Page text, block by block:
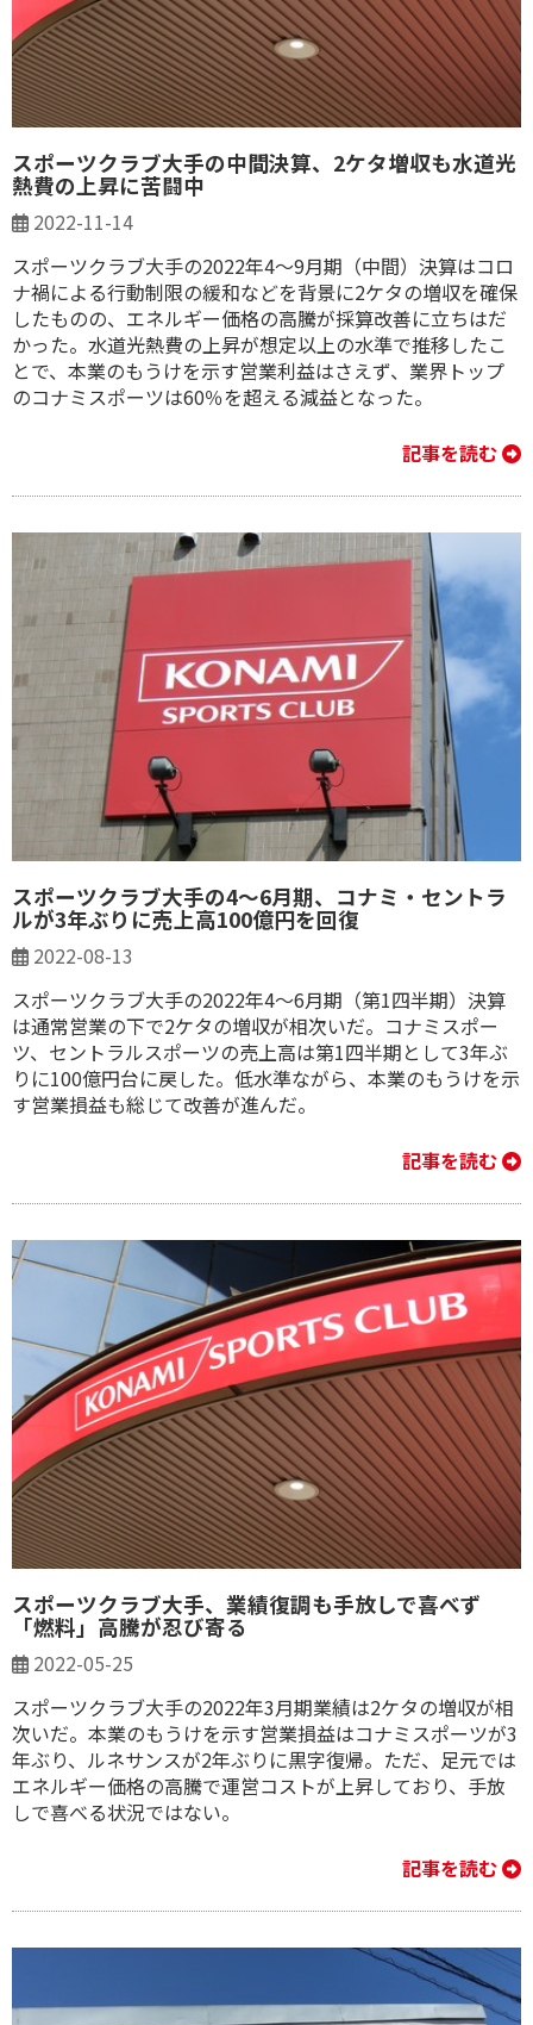
スポーツクラブ大手の中間決算、2ケタ増収も水道光
熱費の上昇に苦闘中
2022-11-14
スポーツクラブ大手の2022年4～9月期（中間）決算はコロ
ナ禍による行動制限の緩和などを背景に2ケタの増収を確保
したものの、エネルギー価格の高騰が採算改善に立ちはだ
かった。水道光熱費の上昇が想定以上の水準で推移したこ
とで、本業のもうけを示す営業利益はさえず、業界トップ
のコナミスポーツは60％を超える減益となった。
記事を読む
スポーツクラブ大手の4～6月期、コナミ・セントラ
ルが3年ぶりに売上高100億円を回復
2022-08-13
スポーツクラブ大手の2022年4～6月期（第1四半期）決算
は通常営業の下で2ケタの増収が相次いだ。コナミスポー
ツ、セントラルスポーツの売上高は第1四半期として3年ぶ
りに100億円台に戻した。低水準ながら、本業のもうけを示
す営業損益も総じて改善が進んだ。
記事を読む
スポーツクラブ大手、業績復調も手放しで喜べず
「燃料」高騰が忍び寄る
2022-05-25
スポーツクラブ大手の2022年3月期業績は2ケタの増収が相
次いだ。本業のもうけを示す営業損益はコナミスポーツが3
年ぶり、ルネサンスが2年ぶりに黒字復帰。ただ、足元では
エネルギー価格の高騰で運営コストが上昇しており、手放
しで喜べる状況ではない。
記事を読む